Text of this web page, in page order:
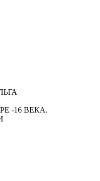
-16 ВЕКА.